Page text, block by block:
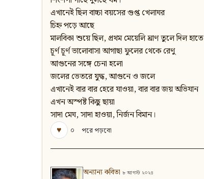
এখানেই ছিল বাচ্চা বয়সের গুপ্ত খেলাঘর
চিহ্ন পড়ে আছে
মালবিকা শুয়ে ছিল, প্রথম মেয়েলি ঘ্রাণ তুলে দিল হাতে
চূর্ণ চূর্ণ ভালোবাসা আগাছা ফুলের থেকে রেণু
আগুনের সঙ্গে চেনা হলো
জলের ভেতরে যুদ্ধ, আগুনে ও জলে
এখানেই বার বার হেরে যাওয়া, বার বার জয় অভিযান
এখন অস্পষ্ট কিছু ছায়া
সাদা মেঘ, সাদা হাওয়া, নির্জন বিমান।
♥
০ পরে পড়বো
অন্যান্য কবিতা ৮ আগস্ট ২০২৪